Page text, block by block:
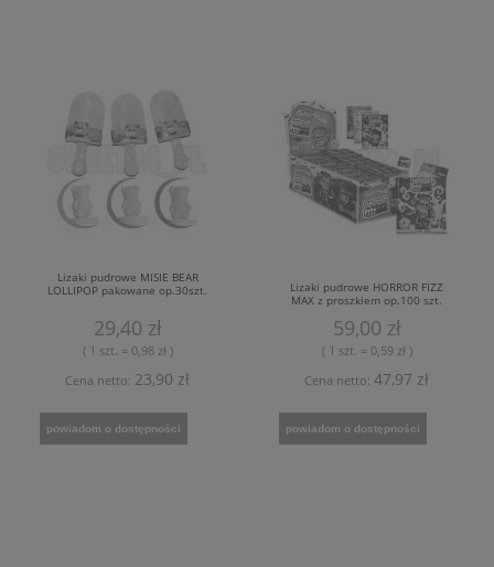
Lizaki pudrowe MISIE BEAR
LOLLIPOP pakowane op.30szt.
29,40 zł
( 1 szt. = 0,98 zł )
Cena netto: 23,90 zł
powiadom o dostępności
Lizaki pudrowe HORROR FIZZ
MAX z proszkiem op.100 szt.
59,00 zł
( 1 szt. = 0,59 zł )
Cena netto: 47,97 zł
powiadom o dostępności